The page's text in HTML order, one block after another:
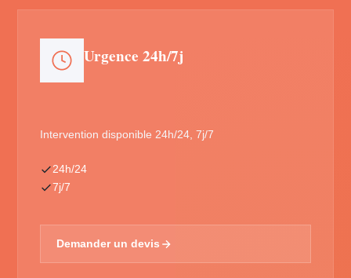
Urgence 24h/7j
Intervention disponible 24h/24, 7j/7
24h/24
7j/7
Demander un devis